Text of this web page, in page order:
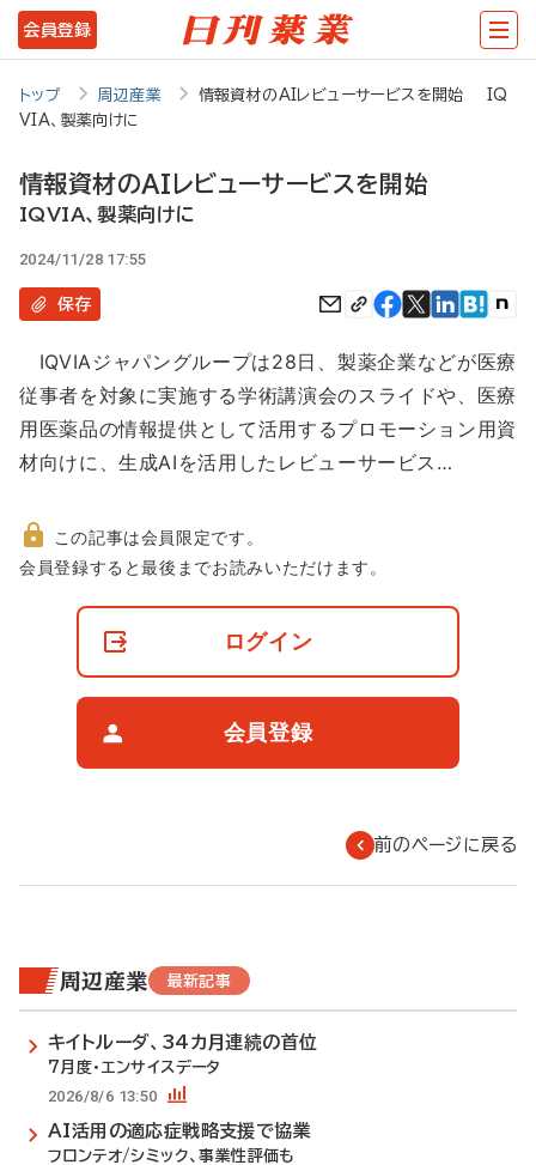
メ
イ
テ
ツ
に
動
会員登録
トップ 周辺産業
情報資材のAIレビューサービスを開始 IQ
VIA、製薬向けに
情報資材のAIレビューサービスを開始
IQVIA、製薬向けに
2024/11/28 17:55
保存
IQVIAジャパングループは28日、製薬企業などが医療
従事者を対象に実施する学術講演会のスライドや、医療
用医薬品の情報提供として活用するプロモーション用資
材向けに、生成AIを活用したレビューサービス…
非
この記事は会員限定です。
会員登録すると最後までお読みいただけます。
ログイン
会員登録
前のページに戻る
周辺産業 最新記事
キイトルーダ、34カ月連続の首位
7月度・エンサイスデータ
2026/8/6 13:50
AI活用の適応症戦略支援で協業
フロンテオ/シミック、事業性評価も